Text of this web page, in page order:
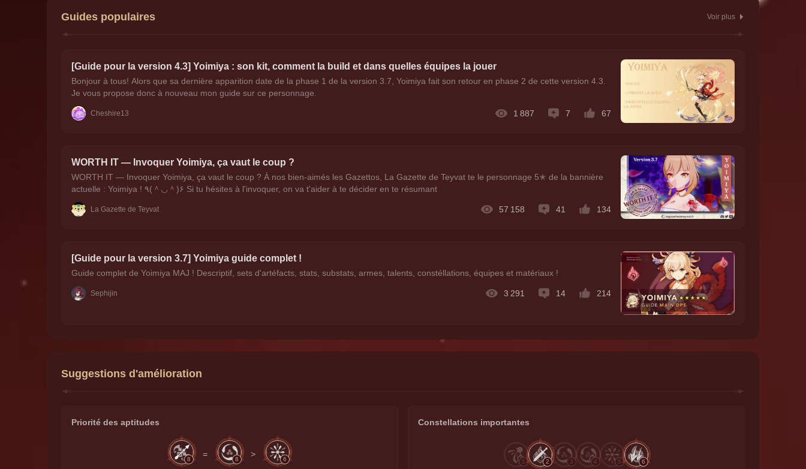
Guides populaires Voir plus
[Guide pour la version 4.3] Yoimiya : son kit, comment la build et dans quelles équipes la jouer
Bonjour à tous! Alors que sa dernière apparition date de la phase 1 de la version 3.7, Yoimiya fait son retour en phase 2 de cette version 4.3.
Je vous propose donc à nouveau mon guide sur ce personnage.
Cheshire13 1 887 7 67
WORTH IT ― Invoquer Yoimiya, ça vaut le coup ?
WORTH IT ― Invoquer Yoimiya, ça vaut le coup ? À nos bien-aimés les Gazettos, La Gazette de Teyvat te le personnage 5✭ de la bannière
actuelle : Yoimiya ! ٩(＾◡＾)۶ Si tu hésites à l'invoquer, on va t'aider à te décider en te résumant
La Gazette de Teyvat 57 158 41 134
[Guide pour la version 3.7] Yoimiya guide complet !
Guide complet de Yoimiya MAJ ! Descriptif, sets d'artéfacts, stats, substats, armes, talents, constéllations, équipes et matériaux !
Sephijin 3 291 14 214
Suggestions d'amélioration
Priorité des aptitudes
8
=
8
>
6
Constellations importantes
1 2 3 4 5 6